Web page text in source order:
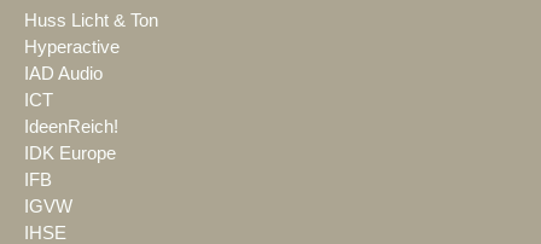
Huss Licht & Ton
Hyperactive
IAD Audio
ICT
IdeenReich!
IDK Europe
IFB
IGVW
IHSE